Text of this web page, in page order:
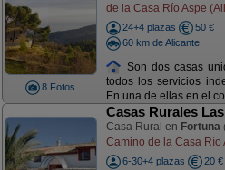
8 Fotos
de la Casa Río Aspe
24+4 plazas
50 €
60 km de Alicante
Son dos casas
todos los servicios
En una de ellas en el
Casas Rurales
Casa Rural en Fortuna
Camino de la Casa Río
6-30+4 plazas 20 €